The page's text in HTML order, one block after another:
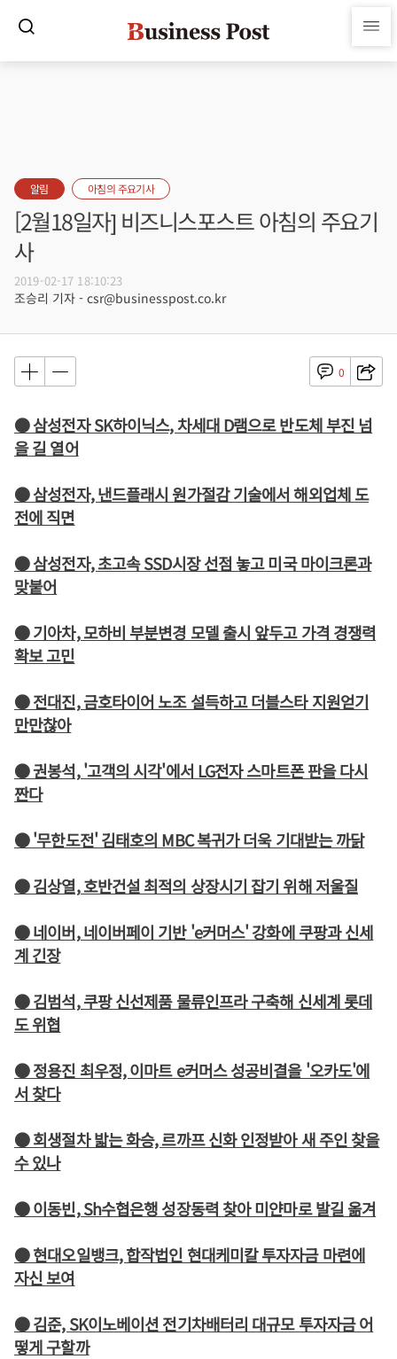
알림 아침의 주요기사
[2월18일자] 비즈니스포스트 아침의 주요기
사
2019-02-17 18:10:23
조승리 기자 - csr@businesspost.co.kr
0
● 삼성전자 SK하이닉스, 차세대 D램으로 반도체 부진 넘
을 길 열어
● 삼성전자, 낸드플래시 원가절감 기술에서 해외업체 도
전에 직면
● 삼성전자, 초고속 SSD시장 선점 놓고 미국 마이크론과
맞붙어
● 기아차, 모하비 부분변경 모델 출시 앞두고 가격 경쟁력
확보 고민
● 전대진, 금호타이어 노조 설득하고 더블스타 지원얻기
만만찮아
● 권봉석, '고객의 시각'에서 LG전자 스마트폰 판을 다시
짠다
● '무한도전' 김태호의 MBC 복귀가 더욱 기대받는 까닭
● 김상열, 호반건설 최적의 상장시기 잡기 위해 저울질
● 네이버, 네이버페이 기반 'e커머스' 강화에 쿠팡과 신세
계 긴장
● 김범석, 쿠팡 신선제품 물류인프라 구축해 신세계 롯데
도 위협
● 정용진 최우정, 이마트 e커머스 성공비결을 '오카도'에
서 찾다
● 회생절차 밟는 화승, 르까프 신화 인정받아 새 주인 찾을
수 있나
● 이동빈, Sh수협은행 성장동력 찾아 미얀마로 발길 옮겨
● 현대오일뱅크, 합작법인 현대케미칼 투자자금 마련에
자신 보여
● 김준, SK이노베이션 전기차배터리 대규모 투자자금 어
떻게 구할까